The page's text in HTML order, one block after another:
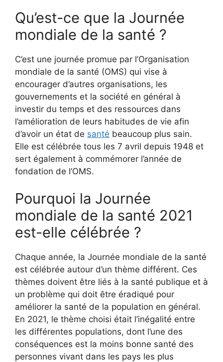
Qu’est-ce que la Journée
mondiale de la santé ?
C’est une journée promue par l’Organisation
mondiale de la santé (OMS) qui vise à
encourager d’autres organisations, les
gouvernements et la société en général à
investir du temps et des ressources dans
l’amélioration de leurs habitudes de vie afin
d’avoir un état de santé beaucoup plus sain.
Elle est célébrée tous les 7 avril depuis 1948 et
sert également à commémorer l’année de
fondation de l’OMS.
Pourquoi la Journée
mondiale de la santé 2021
est-elle célébrée ?
Chaque année, la Journée mondiale de la santé
est célébrée autour d’un thème différent. Ces
thèmes doivent être liés à la santé publique et à
un problème qui doit être éradiqué pour
améliorer la santé de la population en général.
En 2021, le thème choisi était l’inégalité entre
les différentes populations, dont l’une des
conséquences est la moins bonne santé des
personnes vivant dans les pays les plus